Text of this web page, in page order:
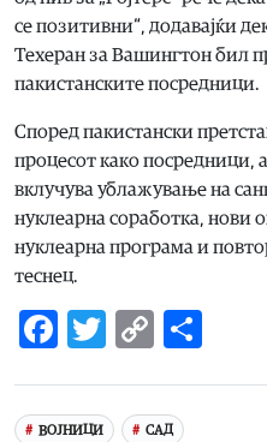
се позитивни“, додавајќи
Техеран за Вашингтон бил
пакистанските посредници.
Според пакистански
процесот како посредници,
вклучува ублажување на
нуклеарна соработка, нови
нуклеарна програма и
теснец.
Facebook
Twitter
Copy
ВОЈНИЦИ САД